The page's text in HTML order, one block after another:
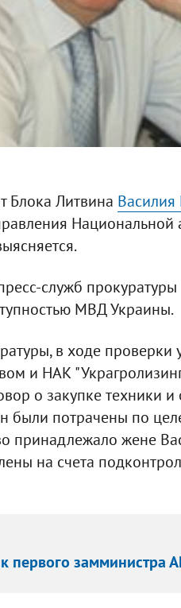
Блока Литвина
служб
МВД Украины.
в ходе проверки
и НАК
о закупке техники
были потрачены по
принадлежало жене
на счета
первого замминистра